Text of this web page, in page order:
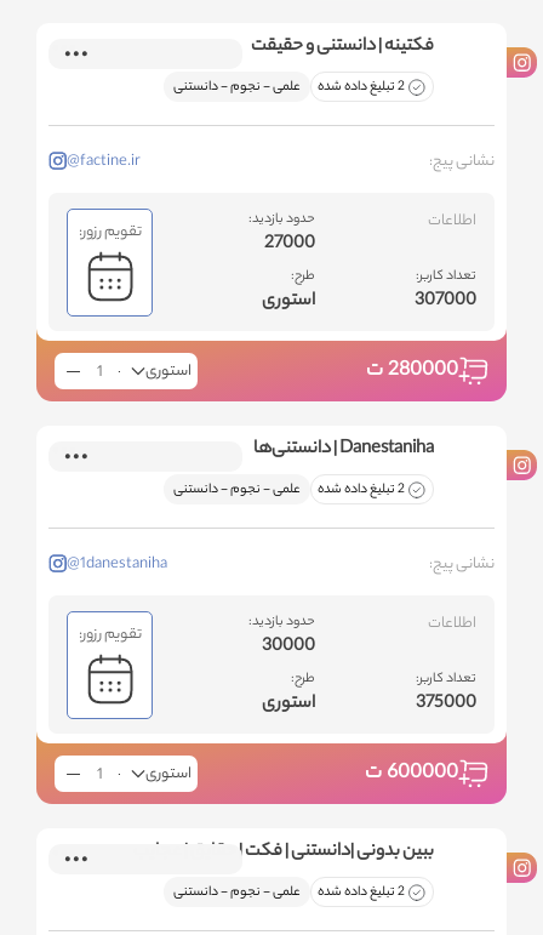
فکتینه | دانستنی و حقیقت
2 تبلیغ داده شده علمی - نجوم - دانستنی
نشانی پیج: @factine.ir
اطلاعات
تعداد کاربر:
307000
حدود بازدید:
27000
طرح:
استوری
تقویم رزور:
280000ت استوری
Danestaniha | دانستنی‌ها
2 تبلیغ داده شده علمی - نجوم - دانستنی
نشانی پیج: @1danestaniha
اطلاعات
تعداد کاربر:
375000
حدود بازدید:
30000
طرح:
استوری
تقویم رزور:
600000ت استوری
ببین بدونی |دانستنی | فکت | حقایق | عجایب
2 تبلیغ داده شده علمی - نجوم - دانستنی